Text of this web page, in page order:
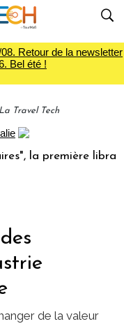
Retour de la newsletter
Bel été !
Travel Tech
librairie du
de la valeur